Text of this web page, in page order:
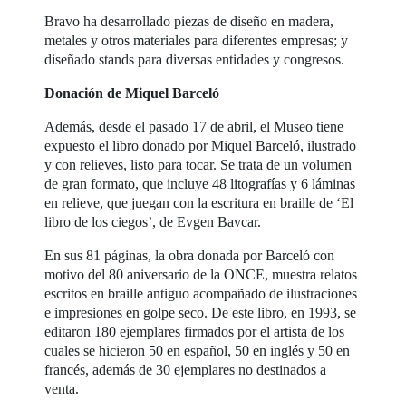
Bravo ha desarrollado piezas de diseño en madera,
metales y otros materiales para diferentes empresas; y
diseñado stands para diversas entidades y congresos.
Donación de Miquel Barceló
Además, desde el pasado 17 de abril, el Museo tiene
expuesto el libro donado por Miquel Barceló, ilustrado
y con relieves, listo para tocar. Se trata de un volumen
de gran formato, que incluye 48 litografías y 6 láminas
en relieve, que juegan con la escritura en braille de ‘El
libro de los ciegos’, de Evgen Bavcar.
En sus 81 páginas, la obra donada por Barceló con
motivo del 80 aniversario de la ONCE, muestra relatos
escritos en braille antiguo acompañado de ilustraciones
e impresiones en golpe seco. De este libro, en 1993, se
editaron 180 ejemplares firmados por el artista de los
cuales se hicieron 50 en español, 50 en inglés y 50 en
francés, además de 30 ejemplares no destinados a
venta.